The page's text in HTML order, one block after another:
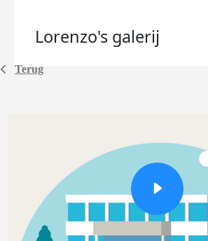
Terug
Lorenzo's galerij